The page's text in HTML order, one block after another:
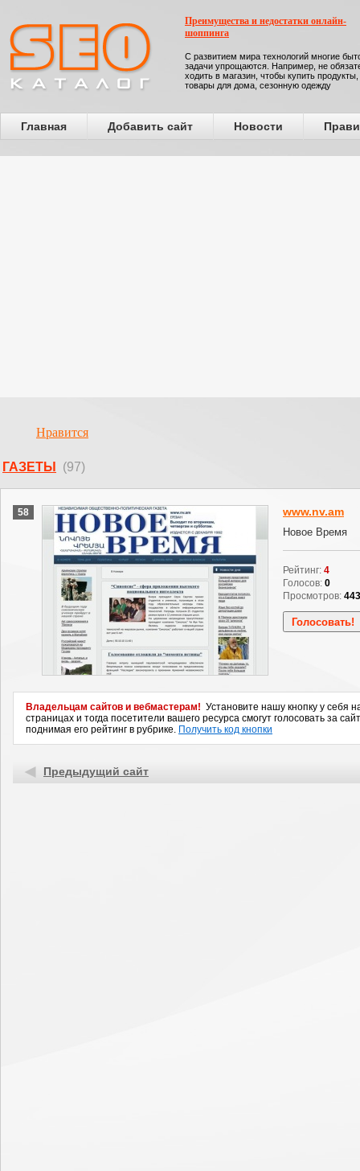
Преимущества и недостатки онлайн-
шоппинга
С развитием мира технологий многие
задачи упрощаются. Например, не
ходить в магазин, чтобы купить продукты,
товары для дома, сезонную одежду
Главная Добавить сайт Новости
Нравится
ГАЗЕТЫ (97)
58 www.nv.am
Новое Время
Рейтинг: 4
Голосов: 0
Просмотров:
Владельцам сайтов и вебмастерам! Установите нашу кнопку у себя
страницах и тогда посетители вашего ресурса смогут голосовать за
поднимая его рейтинг в рубрике. Получить код кнопки
Предыдущий сайт